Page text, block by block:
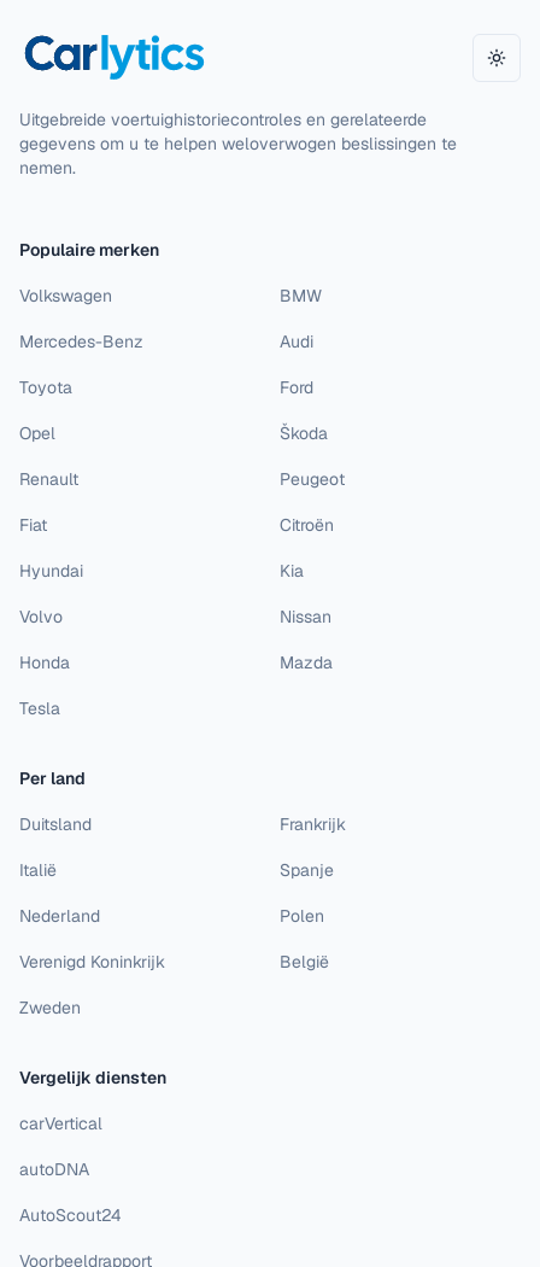
Uitgebreide voertuighistoriecontroles en gerelateerde
gegevens om u te helpen weloverwogen beslissingen te
nemen.
Populaire merken
Volkswagen BMW
Mercedes-Benz Audi
Toyota Ford
Opel Škoda
Renault Peugeot
Fiat Citroën
Hyundai Kia
Volvo Nissan
Honda Mazda
Tesla
Per land
Duitsland Frankrijk
Italië Spanje
Nederland Polen
Verenigd Koninkrijk België
Zweden
Vergelijk diensten
carVertical
autoDNA
AutoScout24
Voorbeeldrapport